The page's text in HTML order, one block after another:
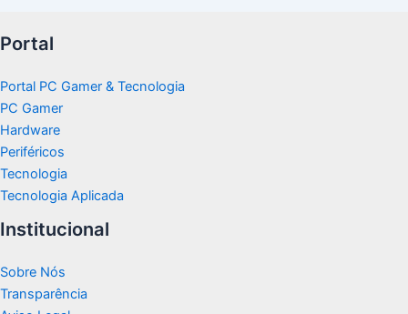
Portal
Portal PC Gamer & Tecnologia
PC Gamer
Hardware
Periféricos
Tecnologia
Tecnologia Aplicada
Institucional
Sobre Nós
Transparência